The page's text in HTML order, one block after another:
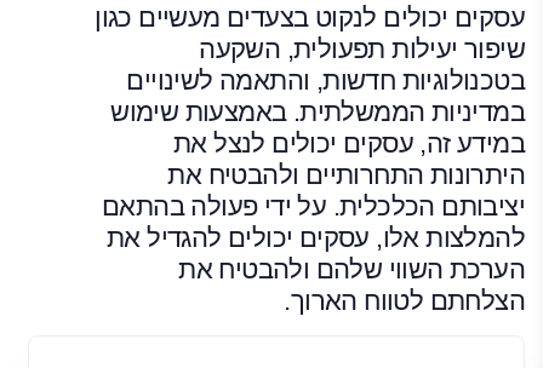
עסקים יכולים לנקוט בצעדים מעשיים כגון
שיפור יעילות תפעולית, השקעה
בטכנולוגיות חדשות, והתאמה לשינויים
במדיניות הממשלתית. באמצעות שימוש
במידע זה, עסקים יכולים לנצל את
היתרונות התחרותיים ולהבטיח את
יציבותם הכלכלית. על ידי פעולה בהתאם
להמלצות אלו, עסקים יכולים להגדיל את
הערכת השווי שלהם ולהבטיח את
הצלחתם לטווח הארוך.